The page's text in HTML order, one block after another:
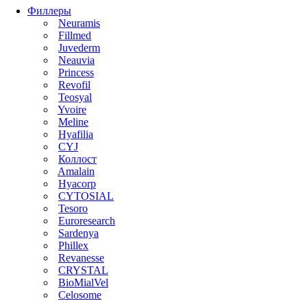
Филлеры
Neuramis
Fillmed
Juvederm
Neauvia
Princess
Revofil
Teosyal
Yvoire
Meline
Hyafilia
CYJ
Коллост
Amalain
Hyacorp
CYTOSIAL
Tesoro
Euroresearch
Sardenya
Phillex
Revanesse
CRYSTAL
BioMialVel
Celosome